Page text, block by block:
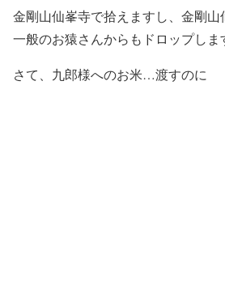
金剛山仙峯寺で拾えますし、金剛山
一般のお猿さんからもドロップしま
さて、九郎様へのお米…渡すのに